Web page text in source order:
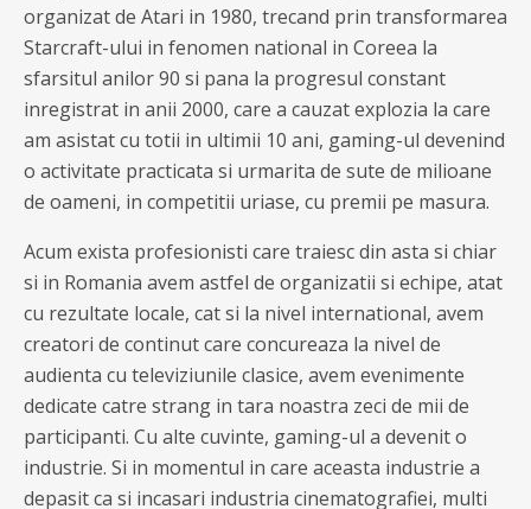
organizat de Atari in 1980, trecand prin transformarea
Starcraft-ului in fenomen national in Coreea la
sfarsitul anilor 90 si pana la progresul constant
inregistrat in anii 2000, care a cauzat explozia la care
am asistat cu totii in ultimii 10 ani, gaming-ul devenind
o activitate practicata si urmarita de sute de milioane
de oameni, in competitii uriase, cu premii pe masura.
Acum exista profesionisti care traiesc din asta si chiar
si in Romania avem astfel de organizatii si echipe, atat
cu rezultate locale, cat si la nivel international, avem
creatori de continut care concureaza la nivel de
audienta cu televiziunile clasice, avem evenimente
dedicate catre strang in tara noastra zeci de mii de
participanti. Cu alte cuvinte, gaming-ul a devenit o
industrie. Si in momentul in care aceasta industrie a
depasit ca si incasari industria cinematografiei, multi